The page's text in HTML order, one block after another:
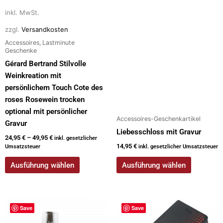
inkl. MwSt.
zzgl. Versandkosten
Accessoires, Lastminute
Geschenke
Gérard Bertrand Stilvolle
Weinkreation mit
persönlichem Touch Cote des
roses Rosewein trocken
optional mit persönlicher
Gravur
24,95 € – 49,95 € inkl. gesetzlicher
Umsatzsteuer
Ausführung wählen
Accessoires-Geschenkartikel
Liebesschloss mit Gravur
14,95 € inkl. gesetzlicher Umsatzsteuer
Ausführung wählen
Save
Dieses
Produkt
Save